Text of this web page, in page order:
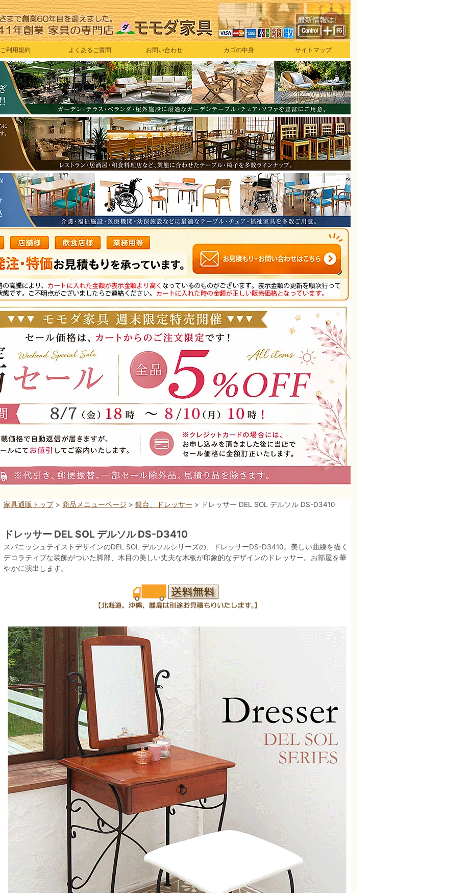
ご利用規約 よくあるご質問 お問い合わせ カゴの中身 サイトマップ
家具通販トップ> 商品メニューページ > 鏡台、ドレッサー > ドレッサー DEL SOL デルソル DS-D3410
ドレッサー DEL SOL デルソル DS-D3410
スパニッシュテイストデザインのDEL SOL デルソルシリーズの、ドレッサーDS-D3410。美しい曲線を描く
デコラティブな装飾がついた脚部、木目の美しい丈夫な木板が印象的なデザインのドレッサー。お部屋を華
やかに演出します。